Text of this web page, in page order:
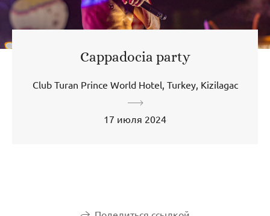
Cappadocia party
Club Turan Prince World Hotel, Turkey, Kizilagac
17 июля 2024